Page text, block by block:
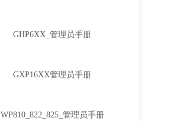
GHP6XX_管理员手册
GXP16XX管理员手册
WP810_822_825_管理员手册